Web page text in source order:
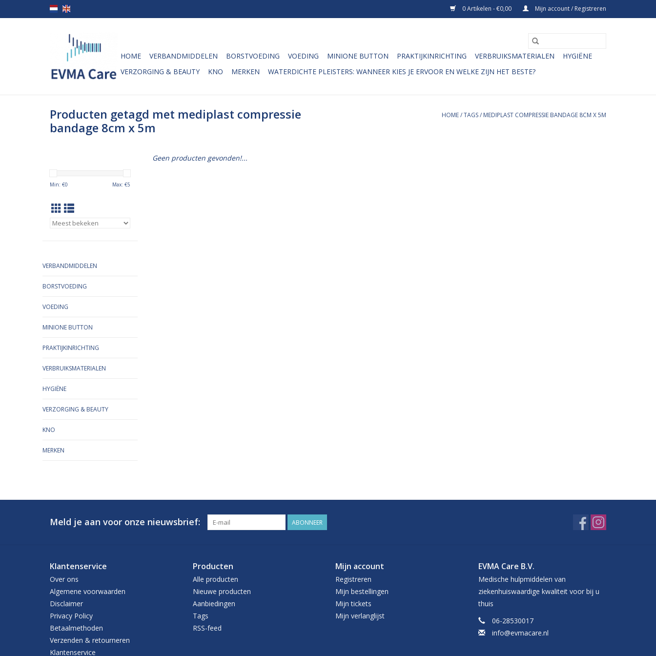
0 Artikelen - €0,00 Mijn account / Registreren
HOME VERBANDMIDDELEN BORSTVOEDING VOEDING MINIONE BUTTON PRAKTIJKINRICHTING VERBRUIKSMATERIALEN
HYGIËNE
VERZORGING & BEAUTY
KNO MERKEN WATERDICHTE PLEISTERS: WANNEER KIES JE ERVOOR EN WELKE ZIJN HET BESTE?
Producten getagd met mediplast compressie
bandage 8cm x 5m
HOME/TAGS/ MEDIPLAST COMPRESSIE BANDAGE 8CM X 5M
Min: €0 Max: €5
VERBANDMIDDELEN
BORSTVOEDING
VOEDING
MINIONE BUTTON
PRAKTIJKINRICHTING
VERBRUIKSMATERIALEN
HYGIËNE
VERZORGING & BEAUTY
KNO
MERKEN
Geen producten gevonden!...
Meld je aan voor onze nieuwsbrief: ABONNEER
Klantenservice
Over ons
Algemene voorwaarden
Disclaimer
Privacy Policy
Betaalmethoden
Verzenden & retourneren
Klantenservice
Producten
Alle producten
Nieuwe producten
Aanbiedingen
Tags
RSS-feed
Mijn account
Registreren
Mijn bestellingen
Mijn tickets
Mijn verlanglijst
EVMA Care B.V.
Medische hulpmiddelen van
ziekenhuiswaardige kwaliteit voor bij u
thuis
06-28530017
info@evmacare.nl